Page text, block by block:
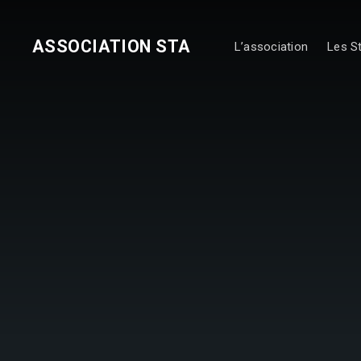
ASSOCIATION STA L’association Les